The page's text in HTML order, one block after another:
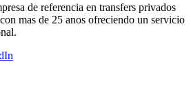
de referencia en transfers privados
mas de 25 anos ofreciendo un servicio